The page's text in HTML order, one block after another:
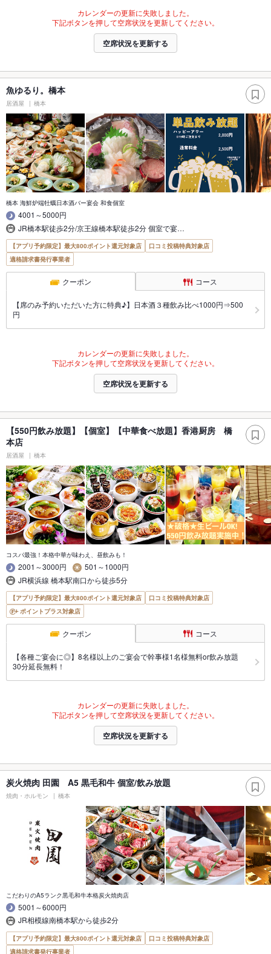
カレンダーの更新に失敗しました。
下記ボタンを押して空席状況を更新してください。
空席状況を更新する
魚ゆるり。橋本
居酒屋 橋本
橋本 海鮮炉端牡蠣日本酒バー宴会 和食個室
4001～5000円
JR橋本駅徒歩2分/京王線橋本駅徒歩2分 個室で宴…
【アプリ予約限定】最大800ポイント還元対象店
口コミ投稿特典対象店
適格請求書発行事業者
クーポン コース
【席のみ予約いただいた方に特典♪】日本酒３種飲み比べ1000円⇒500
円
カレンダーの更新に失敗しました。
下記ボタンを押して空席状況を更新してください。
空席状況を更新する
【550円飲み放題】【個室】【中華食べ放題】香港厨房 橋
本店
居酒屋 橋本
コスパ最強！本格中華が味わえ、昼飲みも！
2001～3000円
501～1000円
JR横浜線 橋本駅南口から徒歩5分
【アプリ予約限定】最大800ポイント還元対象店
口コミ投稿特典対象店
ポイントプラス対象店
クーポン コース
【各種ご宴会に◎】8名様以上のご宴会で幹事様1名様無料or飲み放題
30分延長無料！
カレンダーの更新に失敗しました。
下記ボタンを押して空席状況を更新してください。
空席状況を更新する
炭火焼肉 田園 A5 黒毛和牛 個室/飲み放題
焼肉・ホルモン 橋本
こだわりのA5ランク黒毛和牛本格炭火焼肉店
5001～6000円
JR相模線南橋本駅から徒歩2分
【アプリ予約限定】最大800ポイント還元対象店
口コミ投稿特典対象店
適格請求書発行事業者